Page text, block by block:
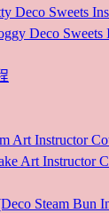
Sweets
Deco Sweets
Art Instructor
Art Instructor
Steam Bun